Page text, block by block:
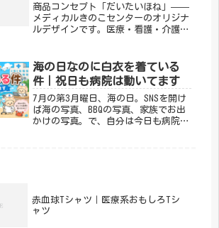
商品コンセプト「だいたいほね」——
メディカルきのこセンターのオリジナ
ルデザインです。医療・看護・介護の
ちろん、プレゼントにもぴったりで
す。「メディカルきのこセンター」が
手が...
海の日なのに白衣を着ている
件｜祝日も病院は動いてます
7月の第3月曜日、海の日。SNSを開け
ば海の写真、BBQの写真、家族でお出
かけの写真。で、自分は今日も病院に
赤血球Tシャツ｜医療系おもしろTシ
ャツ